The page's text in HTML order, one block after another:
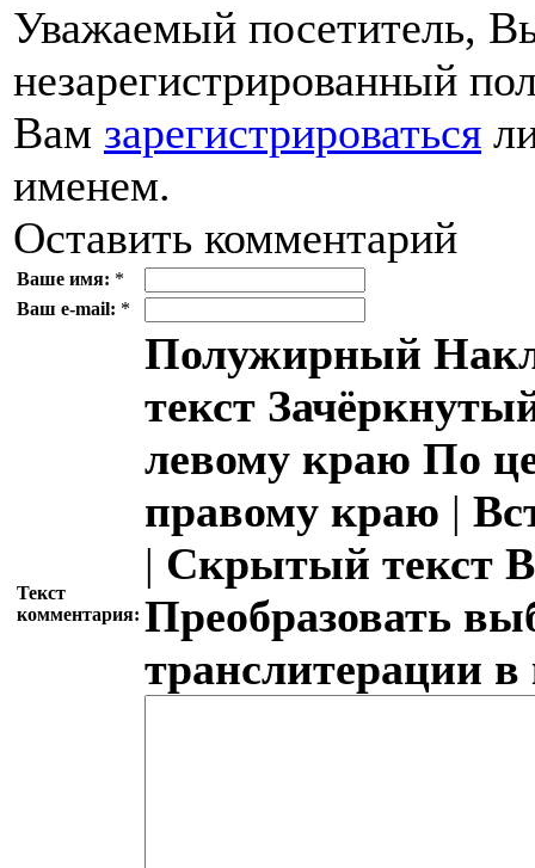
Уважаемый посетитель,
незарегистрированный
Вам зарегистрироваться
именем.
Оставить комментарий
Ваше имя: *
Ваш e-mail: *
Текст
комментария:
Полужирный
текст
левому краю По
правому краю |
| Скрытый текст
Преобразовать
транслитерации